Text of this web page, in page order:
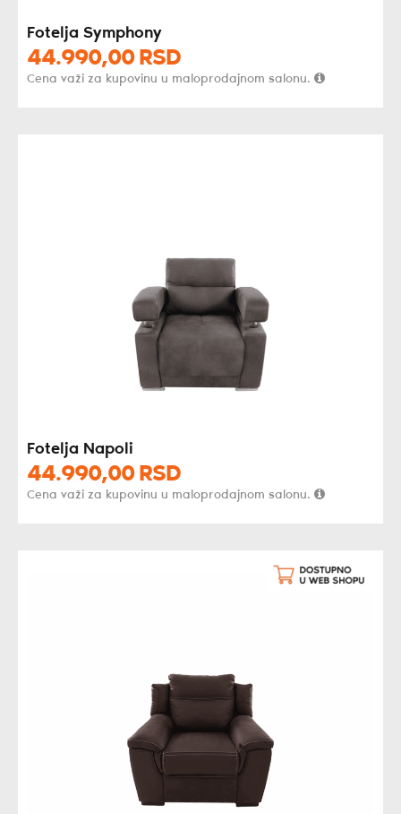
Fotelja Symphony
44.990,00 RSD
Cena važi za kupovinu u maloprodajnom salonu.
Fotelja Napoli
44.990,00 RSD
Cena važi za kupovinu u maloprodajnom salonu.